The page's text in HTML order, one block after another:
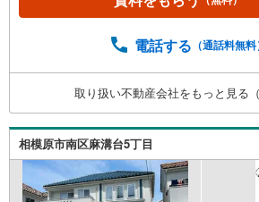
電話する （通話料無料
取り扱い不動産会社をもっと見る（
相模原市南区麻溝台5丁目